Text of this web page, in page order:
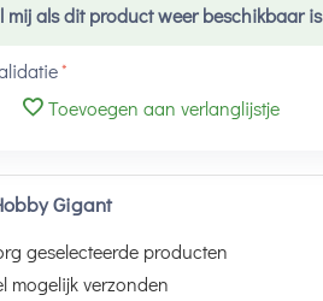
mij als dit product weer beschikbaar is
Toevoegen aan verlanglijstje
Gigant
geselecteerde producten
mogelijk verzonden